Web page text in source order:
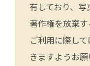
有しており、
著作権を放棄す
ご利用に際し
きますようお願